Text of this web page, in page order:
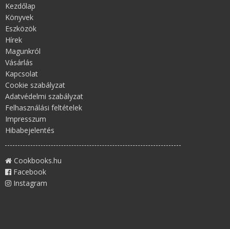
Kezdőlap
Könyvek
Eszközök
Hírek
Magunkról
Vásárlás
Kapcsolat
Cookie szabályzat
Adatvédelmi szabályzat
Felhasználási feltételek
Impresszum
Hibabejelentés
Cookbooks.hu
Facebook
Instagram